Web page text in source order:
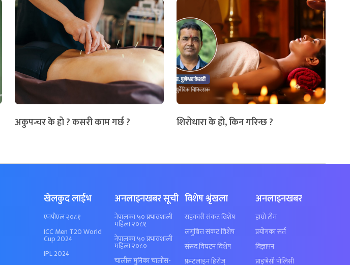
अकुपन्चर के हो ? कसरी काम गर्छ ? शिरोधारा के हो, किन गरिन्छ ?
खेलकुद लाईभ
एनपीएल २०८१
ICC Men T20 World
Cup 2024
IPL 2024
अनलाइनखबर सूची
नेपालका ५० प्रभावशाली
महिला २०८१
नेपालका ५० प्रभावशाली
महिला २०८०
चालीस मुनिका चालीस-
विशेष श्रृंखला
सहकारी संकट विशेष
लगुबित्त संकट विशेष
संसद विघटन विशेष
फ्रन्टलाइन हिरोज्
अनलाइनखबर
हाम्रो टीम
प्रयोगका सर्त
विज्ञापन
प्राइभेसी पोलिसी